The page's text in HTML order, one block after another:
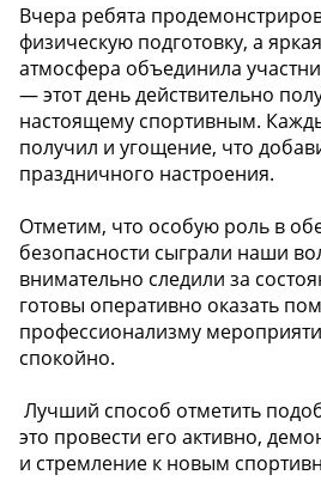
️Вчера ребята
физическую подготовку, а
атмосфера объединила
— этот день действительно
настоящему спортивным.
получил и угощение, что
праздничного настроения.
️Отметим, что особую роль в
безопасности сыграли наши
внимательно следили за
готовы оперативно оказать
профессионализму
спокойно.
Лучший способ отметить
это провести его активно,
и стремление к новым